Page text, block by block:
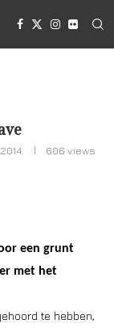
606 views
een grunt
met het
te hebben,